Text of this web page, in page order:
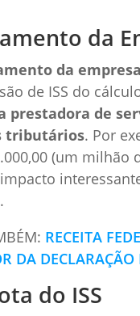
da
da
de ISS do
prestadora de
tributários. Por
(um milhão
RECEITA
DA
do ISS